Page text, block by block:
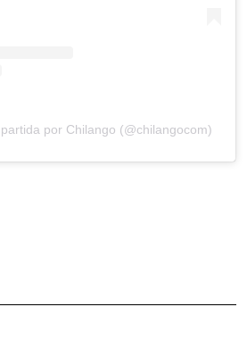
por Chilango (@chilangocom)